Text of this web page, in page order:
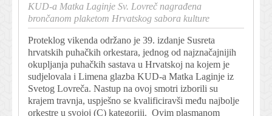
KUD-a Matka Laginje Sv. Lovreč nagrađena
brončanom plaketom Hrvatskog sabora kulture
Proteklog vikenda održano je 39. izdanje Susreta
hrvatskih puhačkih orkestara, jednog od najznačajnijih
okupljanja puhačkih sastava u Hrvatskoj na kojem je
sudjelovala i Limena glazba KUD-a Matka Laginje iz
Svetog Lovreča. Nastup na ovoj smotri izborili su
krajem travnja, uspješno se kvalificiravši među najbolje
orkestre u svojoj (C) kategoriji. Ovim plasmanom